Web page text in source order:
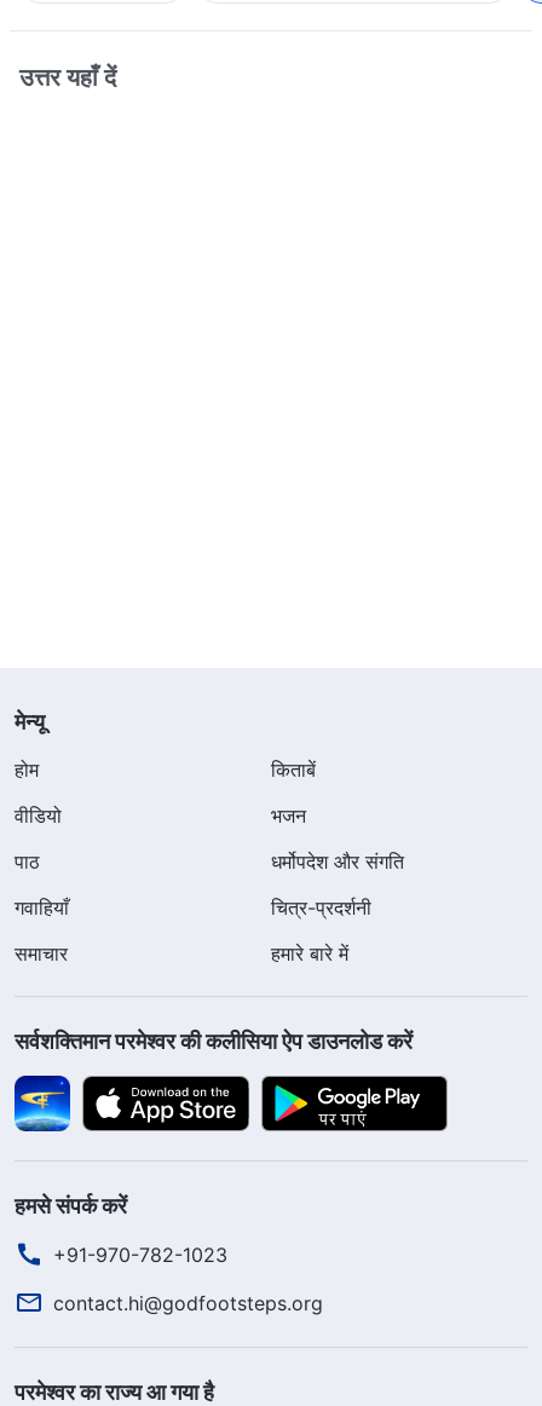
उत्तर यहाँ दें
मेन्यू
होम
किताबें
वीडियो
भजन
पाठ
धर्मोपदेश और संगति
गवाहियाँ
चित्र-प्रदर्शनी
समाचार
हमारे बारे में
सर्वशक्तिमान परमेश्वर की कलीसिया ऐप डाउनलोड करें
हमसे संपर्क करें
+91-970-782-1023
contact.hi@godfootsteps.org
परमेश्वर का राज्य आ गया है